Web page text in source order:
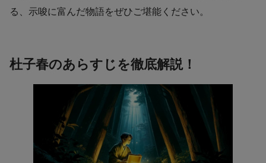
る、示唆に富んだ物語をぜひご堪能ください。
杜子春のあらすじを徹底解説！